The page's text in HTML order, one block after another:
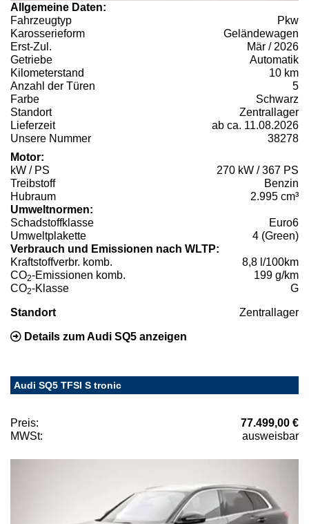
Allgemeine Daten:
Fahrzeugtyp
Pkw
Karosserieform
Geländewagen
Erst-Zul.
Mär / 2026
Getriebe
Automatik
Kilometerstand
10 km
Anzahl der Türen
5
Farbe
Schwarz
Standort
Zentrallager
Lieferzeit
ab ca. 11.08.2026
Unsere Nummer
38278
Motor:
kW / PS
270 kW / 367 PS
Treibstoff
Benzin
Hubraum
2.995 cm³
Umweltnormen:
Schadstoffklasse
Euro6
Umweltplakette
4 (Green)
Verbrauch und Emissionen nach WLTP:
Kraftstoffverbr. komb.
8,8 l/100km
CO2-Emissionen komb.
199 g/km
CO2-Klasse G
Standort Zentrallager
Details zum Audi SQ5 anzeigen
Audi SQ5 TFSI S tronic
Preis:
77.499,00 €
MWSt:
ausweisbar